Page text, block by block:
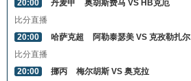
20:00
丹麦甲
奥胡斯费马 VS HB克厄
比分直播
20:00
哈萨克超
阿勒泰瑟美 VS 克孜勒扎尔
比分直播
20:00
挪丙
梅尔胡斯 VS 奥克拉